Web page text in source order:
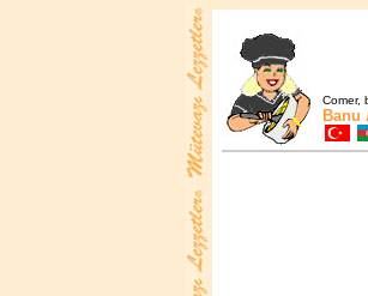
Comer,
Banu